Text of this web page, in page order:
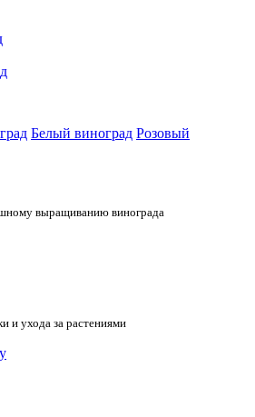
Белый виноград Розовый
выращиванию винограда
и ухода за растениями